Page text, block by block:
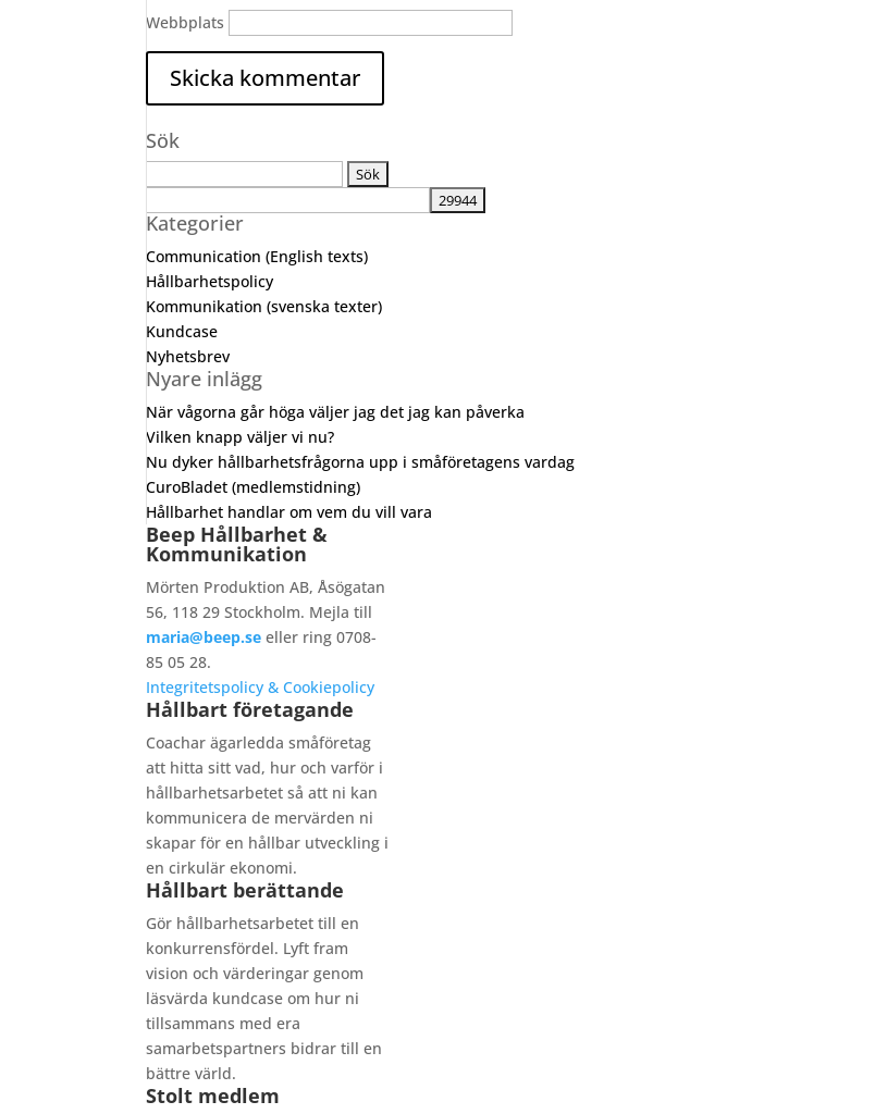
Webbplats
Sök
Kategorier
Communication (English texts)
Hållbarhetspolicy
Kommunikation (svenska texter)
Kundcase
Nyhetsbrev
Nyare inlägg
När vågorna går höga väljer jag det jag kan påverka
Vilken knapp väljer vi nu?
Nu dyker hållbarhetsfrågorna upp i småföretagens vardag
CuroBladet (medlemstidning)
Hållbarhet handlar om vem du vill vara
Beep Hållbarhet &
Kommunikation
Mörten Produktion AB, Åsögatan
56, 118 29 Stockholm. Mejla till
maria@beep.se eller ring 0708-
85 05 28.
Integritetspolicy & Cookiepolicy
Hållbart företagande
Coachar ägarledda småföretag
att hitta sitt vad, hur och varför i
hållbarhetsarbetet så att ni kan
kommunicera de mervärden ni
skapar för en hållbar utveckling i
en cirkulär ekonomi.
Hållbart berättande
Gör hållbarhetsarbetet till en
konkurrensfördel. Lyft fram
vision och värderingar genom
läsvärda kundcase om hur ni
tillsammans med era
samarbetspartners bidrar till en
bättre värld.
Stolt medlem